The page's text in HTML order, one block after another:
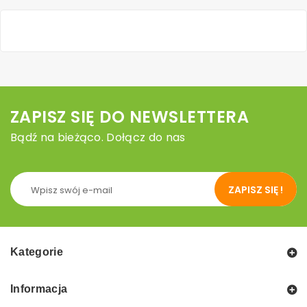
ZAPISZ SIĘ DO NEWSLETTERA
Bądź na bieżąco. Dołącz do nas
ZAPISZ SIĘ !
Kategorie
Informacja